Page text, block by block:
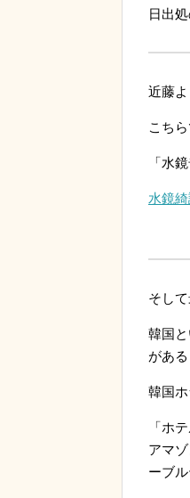
日出
近藤
こち
「水
水鏡
そし
韓国
があ
韓国
「ホ
アマ
ーブ